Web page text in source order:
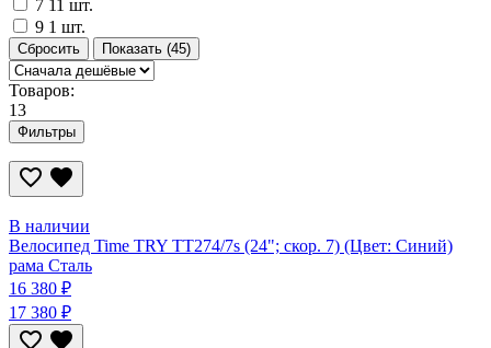
7 11 шт.
9 1 шт.
Сбросить Показать (45)
Товаров:
13
Фильтры
В наличии
Велосипед Time TRY TT274/7s (24"; скор. 7) (Цвет: Синий)
рама Сталь
16 380 ₽
17 380 ₽